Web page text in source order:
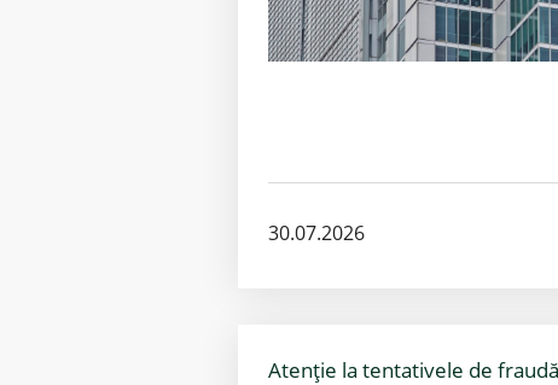
30.07.2026
Atenție la tentativele de